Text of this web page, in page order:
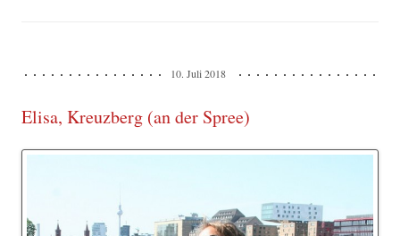
10. Juli 2018
Elisa, Kreuzberg (an der Spree)